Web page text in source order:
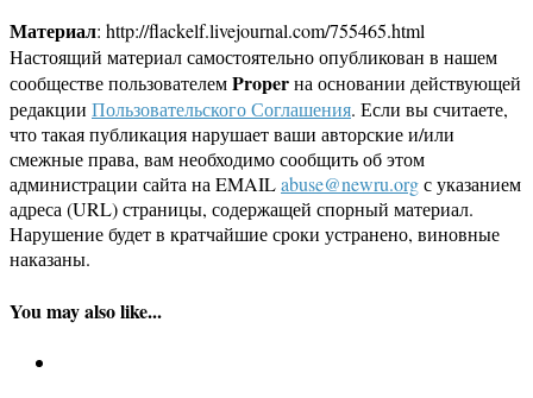
Материал: http://flackelf.livejournal.com/755465.html
Настоящий материал самостоятельно опубликован в нашем
сообществе пользователемProperна основании действующей
редакции Пользовательского Соглашения. Если вы считаете,
что такая публикация нарушает ваши авторские и/или
смежные права, вам необходимо сообщить об этом
администрации сайта на EMAILabuse@newru.orgс указанием
адреса (URL) страницы, содержащей спорный материал.
Нарушение будет в кратчайшие сроки устранено, виновные
наказаны.
You may also like...